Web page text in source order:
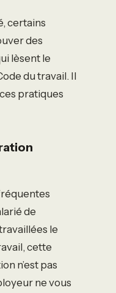
certains
des
lèsent le
du travail. Il
pratiques
de
le
cette
n’est pas
ne vous